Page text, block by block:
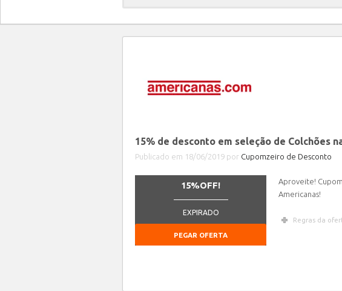
15% de desconto em seleção de Colchões
Publicado em 18/06/2019 por Cupomzeiro de Desconto
15%OFF!
EXPIRADO
PEGAR OFERTA
Aproveite!
Americanas!
Regras da